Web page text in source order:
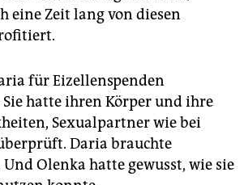
eine Zeit lang von diesen
für Eizellenspenden
hatte ihren Körper und ihre
Sexualpartner wie bei
Daria brauchte
Olenka hatte gewusst, wie sie